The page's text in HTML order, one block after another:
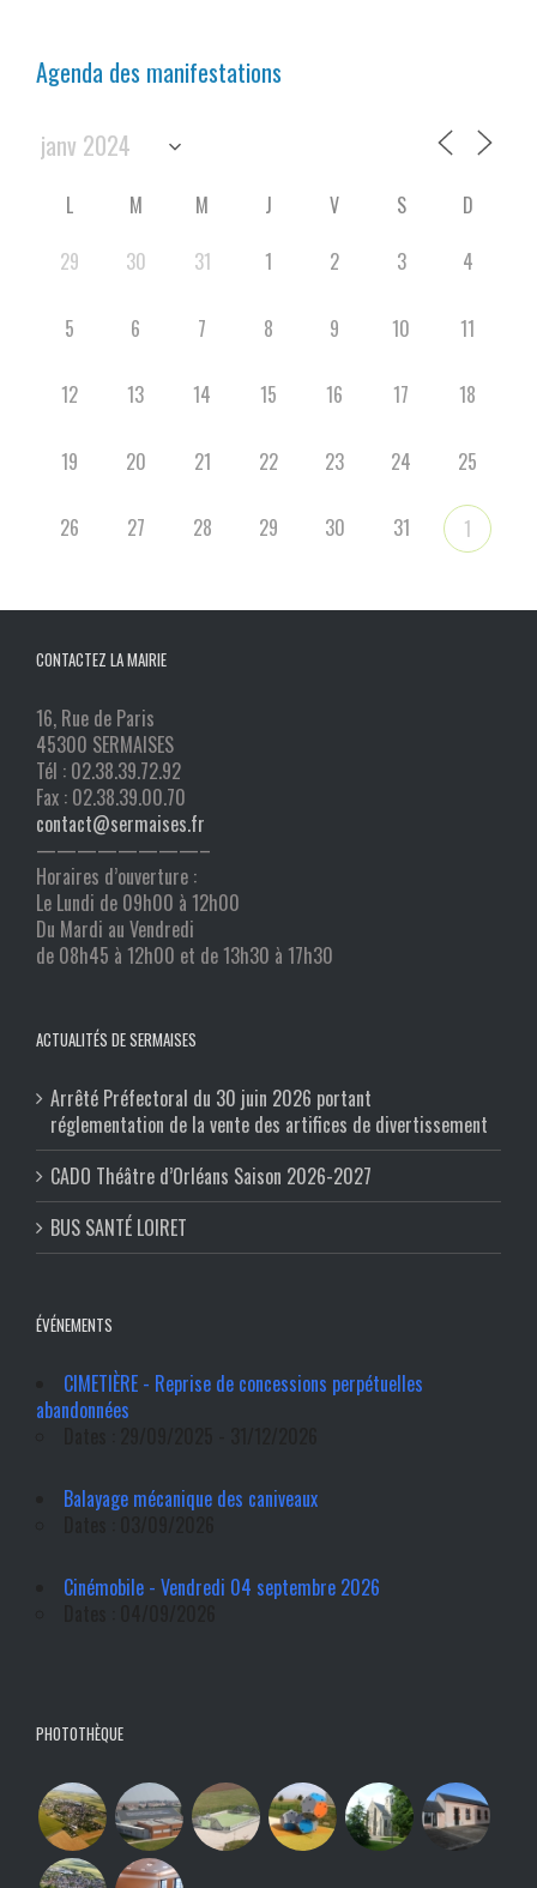
Agenda des manifestations
L M M J V S
D
29
30 31 1 2 3 4
5 6 7 8 9 10 11
12 13 14 15 16 17 18
19 20 21 22 23 24 25
26 27 28 29 30 31 1
CONTACTEZ LA MAIRIE
16, Rue de Paris
45300 SERMAISES
Tél : 02.38.39.72.92
Fax : 02.38.39.00.70
contact@sermaises.fr
————————–
Horaires d’ouverture :
Le Lundi de 09h00 à 12h00
Du Mardi au Vendredi
de 08h45 à 12h00 et de 13h30 à 17h30
ACTUALITÉS DE SERMAISES
Arrêté Préfectoral du 30 juin 2026 portant
réglementation de la vente des artifices de divertissement
CADO Théâtre d’Orléans Saison 2026-2027
BUS SANTÉ LOIRET
ÉVÉNEMENTS
CIMETIÈRE - Reprise de concessions perpétuelles
abandonnées
Balayage mécanique des caniveaux
Cinémobile - Vendredi 04 septembre 2026
PHOTOTHÈQUE